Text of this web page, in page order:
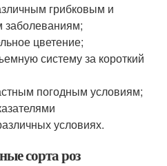
грибковым и
цветение;
систему за короткий
погодным условиям;
условиях.
сорта роз